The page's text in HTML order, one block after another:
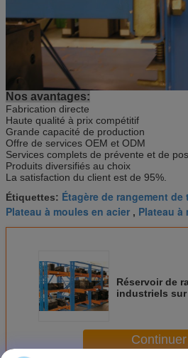
1. nécessite un bâtiment de plusieurs étages
point le plus bas ≥4M, peut utiliser pleinement
2Structure simple, faible coût, espace ouvert
intégrité et sécurité.
3- Design esthétique, structure et généreux. -
enlèvement facile, selon le sol, conception
4- les chariots de marchandises des étages
des plateformes de levage, des moyens de
autres.
Nos avantages:
Fabrication directe
Haute qualité à prix compétitif
Grande capacité de production
Offre de services OEM et ODM
Services complets de prévente et de
Produits diversifiés au choix
La satisfaction du client est de 95%.
Étiquettes: Étagère de rangement de
Plateau à moules en acier , Plateau à
Réservoir de
industriels sur
Continuer